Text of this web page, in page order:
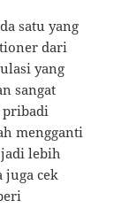
satu yang
dari
yang
sangat
pribadi
mengganti
jadi lebih
juga cek